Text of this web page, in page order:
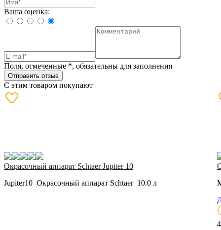
Ваша оценка:
Поля, отмеченные *, обязательны для заполнения
Отправить отзыв
С этим товаром покупают
Окрасочный аппарат Schtaer Jupiter 10
Jupiter10 Окрасочный аппарат Schtaer 10.0 л